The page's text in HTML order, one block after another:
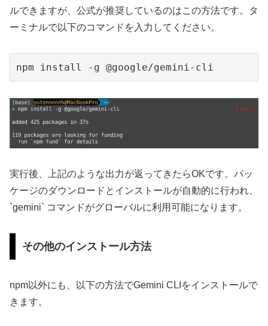
ルできますが、公式が推奨しているのはこの方法です。タ
ーミナルで以下のコマンドを入力してください。
npm install -g @google/gemini-cli
実行後、上記のような出力が返ってきたらOKです。パッ
ケージのダウンロードとインストールが自動的に行われ、
`gemini` コマンドがグローバルに利用可能になります。
その他のインストール方法
npm以外にも、以下の方法でGemini CLIをインストールで
きます。